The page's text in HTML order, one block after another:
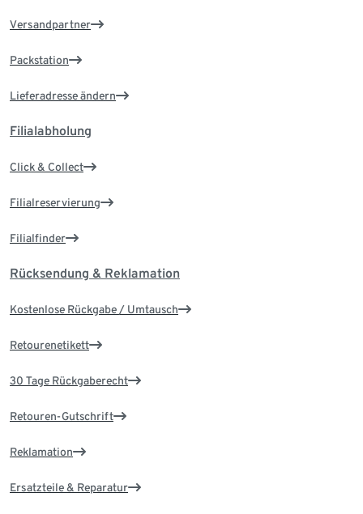
Versandpartner
Packstation
Lieferadresse ändern
Filialabholung
Click & Collect
Filialreservierung
Filialfinder
Rücksendung & Reklamation
Kostenlose Rückgabe / Umtausch
Retourenetikett
30 Tage Rückgaberecht
Retouren-Gutschrift
Reklamation
Ersatzteile & Reparatur